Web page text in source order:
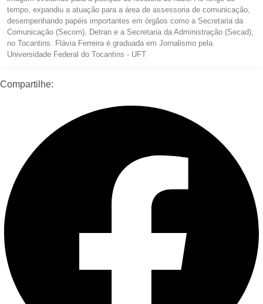
tempo, expandiu a atuação para a área de assessoria de comunicação,
desempenhando papéis importantes em órgãos como a Secretaria da
Comunicação (Secom), Detran e a Secretaria da Administração (Secad),
no Tocantins. Flávia Ferreira é graduada em Jornalismo pela
Universidade Federal do Tocantins - UFT
Compartilhe: